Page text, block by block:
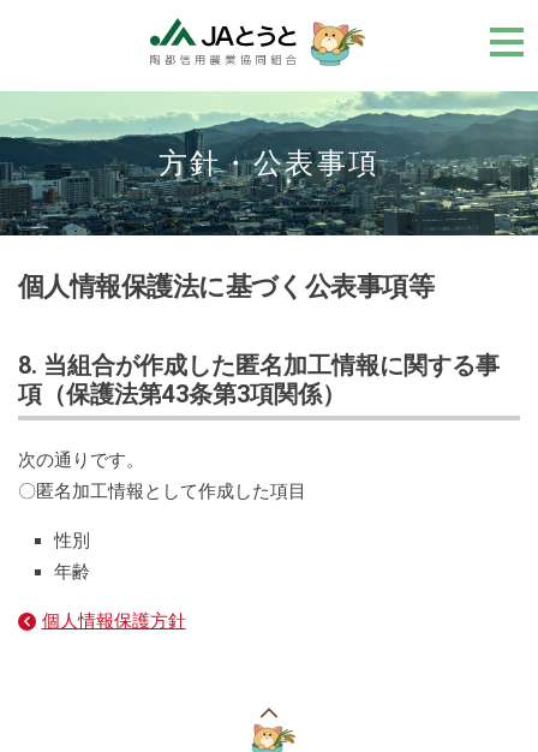
メ
ニ
方針・公表事項
個人情報保護法に基づく公表事項等
8. 当組合が作成した匿名加工情報に関する事
項（保護法第43条第3項関係）
次の通りです。
〇匿名加工情報として作成した項目
性別
年齢
個人情報保護方針